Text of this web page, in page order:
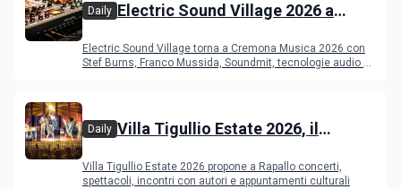
Daily Electric Sound Village 2026 a
Young Band Contest, il programma
Electric Sound Village torna a Cremona Musica 2026 con
Stef Burns, Franco Mussida, Soundmit, tecnologie audio e
Daily Villa Tigullio Estate 2026, il
Villa Tigullio Estate 2026 propone a Rapallo concerti,
spettacoli, incontri con autori e appuntamenti culturali